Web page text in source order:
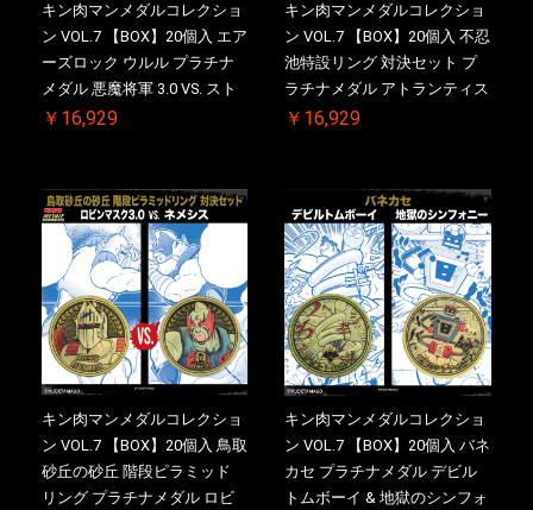
キン肉マンメダルコレクショ
ン VOL.7 【BOX】20個入 エア
ーズロック ウルル プラチナ
メダル 悪魔将軍 3.0 VS. スト
ロング・ザ・武道【初回購入
2026/10/30 一斉出荷予定
￥16,929
キン肉マンメダルコレクショ
ン VOL.7 【BOX】20個入 不忍
池特設リング 対決セット プ
ラチナメダル アトランティス
ドライバー VS.ネックカット
メダル(非売品)付
￥16,929
キン肉マンメダルコレクショ
ン VOL.7 【BOX】20個入 鳥取
砂丘の砂丘 階段ピラミッド
リング プラチナメダル ロビ
キン肉マンメダルコレクショ
ン VOL.7 【BOX】20個入 バネ
カセ プラチナメダル デビル
トムボーイ & 地獄のシンフォ